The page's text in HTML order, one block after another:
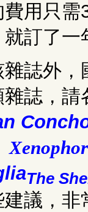
用只需
訂了一
誌外
誌，
The
議，非